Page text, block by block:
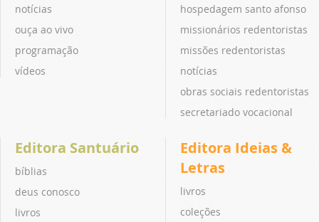
notícias
ouça ao vivo
programação
vídeos
hospedagem santo afonso
missionários redentoristas
missões redentoristas
notícias
obras sociais redentoristas
secretariado vocacional
Editora Santuário
bíblias
deus conosco
livros
Editora Ideias &
Letras
livros
coleções